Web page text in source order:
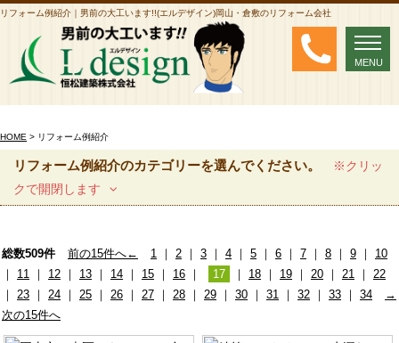
リフォーム例紹介｜男前の大工います!!(エルデザイン)岡山・倉敷のリフォーム会社
MENU
HOME > リフォーム例紹介
リフォーム例紹介のカテゴリーを選んでください。
※クリッ
クで開閉します
総数509件 前の15件へ← 1 ｜ 2 ｜ 3 ｜ 4 ｜ 5 ｜ 6 ｜ 7 ｜ 8 ｜ 9 ｜
10
｜
11 ｜ 12 ｜ 13 ｜ 14 ｜ 15 ｜ 16 ｜ 17 ｜ 18 ｜ 19 ｜ 20 ｜ 21 ｜
22
｜
23 ｜ 24 ｜ 25 ｜ 26 ｜ 27 ｜ 28 ｜ 29 ｜ 30 ｜ 31 ｜ 32 ｜ 33 ｜ 34
→
次の15件へ
MENU